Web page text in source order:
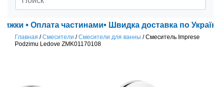
• Оплата частинами• Швидка доставка по Україні!
Главная /Смесители /Смесители для ванны /Смеситель Imprese
Podzimu Ledove ZMK01170108